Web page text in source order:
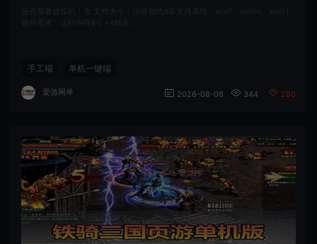
是否需要虚拟机：否 文件大小：压缩包约3G 支持系统：win7、win10、win11
硬件需求：运行内存8G +4核及…
手工端 单机一键端
爱游网单 2026-08-06 344 280